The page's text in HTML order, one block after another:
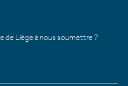
de Liège à nous soumettre ?